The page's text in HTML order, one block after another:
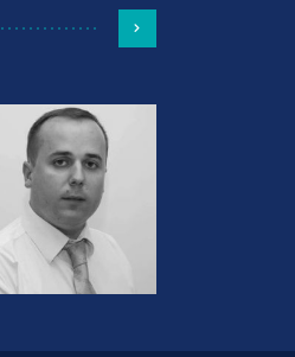
Події